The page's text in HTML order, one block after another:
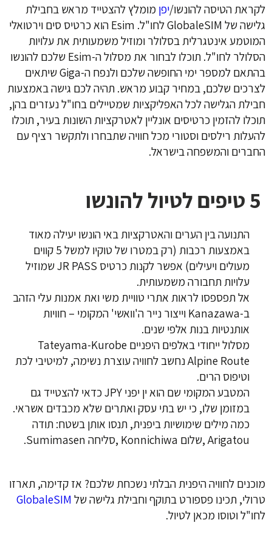
לקראת הטיסה להונשו/יפןמומלץ להצטייד מראש בחבילת
גלישה של GlobaleSIM לחו"ל. Esim הוא כרטיס סים וירטואלי
המוטמע אינטגרלית בסלולר ומוזיל משמעותית את עלויות
הסלולר לחו"ל. תוכלו לבחור את מסלול ה-Esim שלכם להונשו
בהתאם למספר ימי החופשה שלכם ולנפח ה-Giga שיתאים
לצרכים שלכם, במחיר קבוע מראש. תהיה לכם גישה באמצעות
חבילת הגלישה לכל האפליקציות שמטיילים בחו"ל נעזרים בהן,
תוכלו להזמין כרטיסים אונליין לאטרקציות השונות בעיר, תוכלו
להעלות רילסים וסטורי מכל חוויה שתבחרו ולתקשר רציף עם
החברים והמשפחה בישראל.
5 טיפים לטיול להונשו
התנועה בין הערים והאטרקציות באי הונשו יעילה מאוד
באמצעות רכבות (רק במטרו של טוקיו למשל 5 קווים
מעולים ויעילים) אפשר לקנות כרטיס JR PASS שמוזיל
עלויות תחבורה משמעותית.
אל תפספסו לראות אתרי טוויית משי ואת אמנות עלי הזהב
ב-Kanazawa וייצור נייר ה'וואשי' המקומי – חוויות
אותנטיות בנות אלפי שנים.
מסלול ייחודי באלפים היפניים Tateyama-Kurobe
Alpine Route נחשב לחוויה עוצרת נשימה, למיטיבי לכת
וטיפוס הרים.
המטבע המקומי שם הוא ין יפני JPY כדאי להצטייד גם
במזומן שלו, כי יש בתי עסק ואתרים שלא מכבדים אשראי.
כמה מילים שימושיות ביפנית, תנסו אותן בשטח: תודה
Arigatou ,שלום Konnichiwa ,סליחה Sumimasen.
מוכנים לחוויה היפנית הבלתי נשכחת שלכם? אז קדימה, תארזו
טרולי, תכינו פספורט בתוקף וחבילת גלישה שלGlobaleSIM
לחו"ל וטוסו מכאן לטיול.